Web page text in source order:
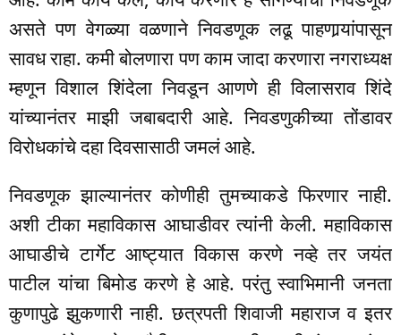
असते पण वेगळ्या वळणाने निवडणूक लढू पाहणार्‍यांपासून
सावध राहा. कमी बोलणारा पण काम जादा करणारा नगराध्यक्ष
म्हणून विशाल शिंदेला निवडून आणणे ही विलासराव शिंदे
यांच्यानंतर माझी जबाबदारी आहे. निवडणुकीच्या तोंडावर
विरोधकांचे दहा दिवसासाठी जमलं आहे.
निवडणूक झाल्यानंतर कोणीही तुमच्याकडे फिरणार नाही.
अशी टीका महाविकास आघाडीवर त्यांनी केली. महाविकास
आघाडीचे टार्गेट आष्ट्यात विकास करणे नव्हे तर जयंत
पाटील यांचा बिमोड करणे हे आहे. परंतु स्वाभिमानी जनता
कुणापुढे झुकणारी नाही. छत्रपती शिवाजी महाराज व इतर